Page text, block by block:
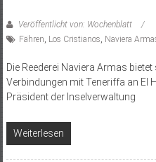
Veröffentlicht von: Wochenblatt
Fähren, Los Cristianos, Naviera
Die Reederei Naviera Armas
Verbindungen mit Teneriffa an El
Präsident der Inselverwaltung
Weiterlesen